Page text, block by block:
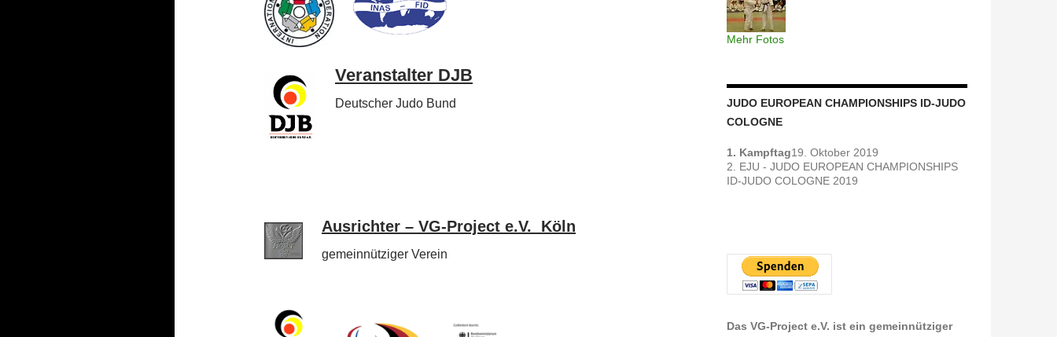
Veranstalter DJB
Deutscher Judo Bund
Ausrichter – VG-Project e.V. Köln
gemeinnütziger Verein
Mehr Fotos
JUDO EUROPEAN CHAMPIONSHIPS ID-JUDO
COLOGNE
1. Kampftag19. Oktober 2019
2. EJU - JUDO EUROPEAN CHAMPIONSHIPS
ID-JUDO COLOGNE 2019
Das VG-Project e.V. ist ein gemeinnütziger